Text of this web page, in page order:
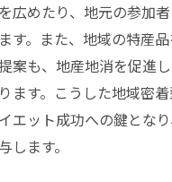
広めたり、地元の参加
す。また、地域の特産
案も、地産地消を促進
ます。こうした地域密着
エット成功への鍵とな
します。